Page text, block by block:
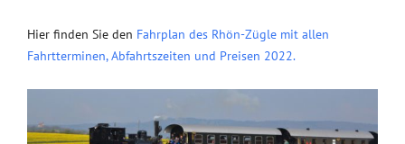
Hier finden Sie den Fahrplan des Rhön-Zügle mit allen
Fahrtterminen, Abfahrtszeiten und Preisen 2022.